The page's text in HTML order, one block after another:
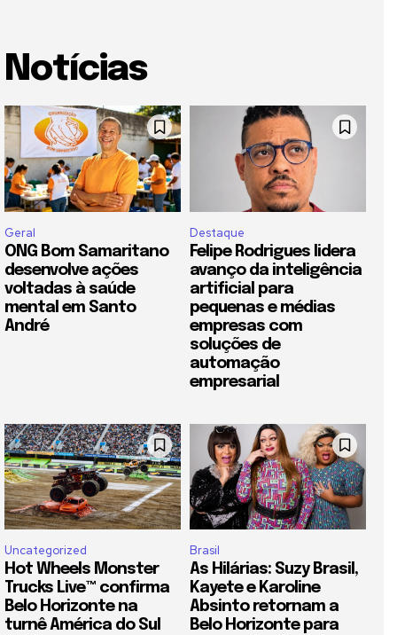
Notícias
Geral
ONG Bom Samaritano
desenvolve ações
voltadas à saúde
mental em Santo
André
Destaque
Felipe Rodrigues lidera
avanço da inteligência
artificial para
pequenas e médias
empresas com
soluções de
automação
empresarial
Uncategorized
Hot Wheels Monster
Trucks Live™ confirma
Belo Horizonte na
turnê América do Sul
Brasil
As Hilárias: Suzy Brasil,
Kayete e Karoline
Absinto retornam a
Belo Horizonte para